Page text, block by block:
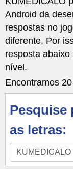
Android da
respostas no
diferente, Por
resposta
nível.
Encontramos
Pesquise
as letras:
Pesquise
por